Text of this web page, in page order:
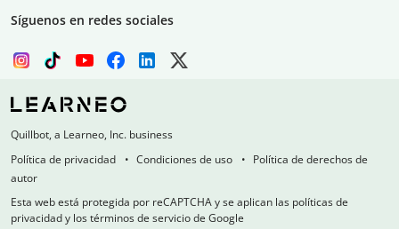
Síguenos en redes sociales
Quillbot, a Learneo, Inc. business
Política de privacidad
Condiciones de uso
Política de derechos de
autor
Esta web está protegida por reCAPTCHA y se aplican las políticas de
privacidad y los términos de servicio de Google